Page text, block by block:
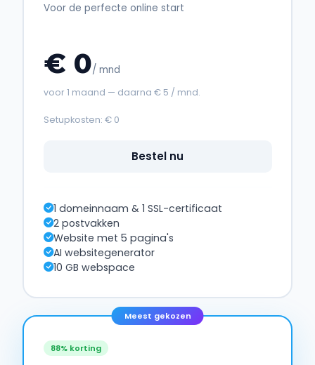
Voor de perfecte online start
€ 0/ mnd
voor 1 maand — daarna € 5 / mnd.
Setupkosten: € 0
Bestel nu
1 domeinnaam & 1 SSL-certificaat
2 postvakken
Website met 5 pagina's
AI websitegenerator
10 GB webspace
Meest gekozen
88% korting